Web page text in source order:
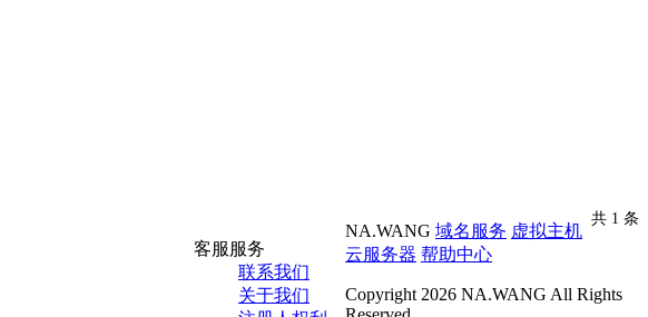
共 1 条
客服服务
联系我们
关于我们
NA.WANG 域名服务 虚拟主机
云服务器 帮助中心
Copyright 2026 NA.WANG All Rights